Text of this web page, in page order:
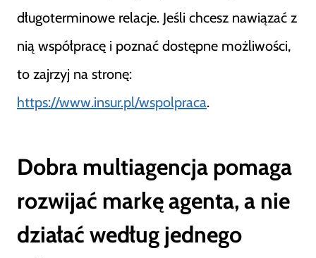
długoterminowe relacje. Jeśli chcesz nawiązać z
nią współpracę i poznać dostępne możliwości,
to zajrzyj na stronę:
https://www.insur.pl/wspolpraca.
Dobra multiagencja pomaga
rozwijać markę agenta, a nie
działać według jednego